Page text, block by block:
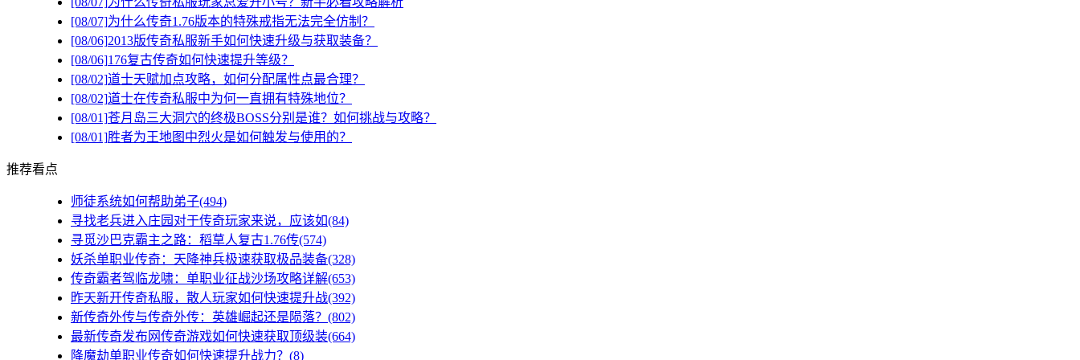
[08/07]为什么传奇1.76版本的特殊戒指无法完全仿制？
[08/06]2013版传奇私服新手如何快速升级与获取装备？
[08/06]176复古传奇如何快速提升等级？
[08/02]道士天赋加点攻略，如何分配属性点最合理？
[08/02]道士在传奇私服中为何一直拥有特殊地位？
[08/01]苍月岛三大洞穴的终极BOSS分别是谁？如何挑战与攻略？
[08/01]胜者为王地图中烈火是如何触发与使用的？
推荐看点
师徒系统如何帮助弟子(494)
寻找老兵进入庄园对于传奇玩家来说，应该如(84)
寻觅沙巴克霸主之路：稻草人复古1.76传(574)
妖杀单职业传奇：天降神兵极速获取极品装备(328)
传奇霸者驾临龙啸：单职业征战沙场攻略详解(653)
昨天新开传奇私服，散人玩家如何快速提升战(392)
新传奇外传与传奇外传：英雄崛起还是陨落？(802)
最新传奇发布网传奇游戏如何快速获取顶级装(664)
降魔劫单职业传奇如何快速提升战力？(8)